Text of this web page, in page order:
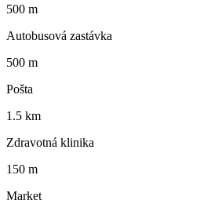
500 m
Autobusová zastávka
500 m
Pošta
1.5 km
Zdravotná klinika
150 m
Market